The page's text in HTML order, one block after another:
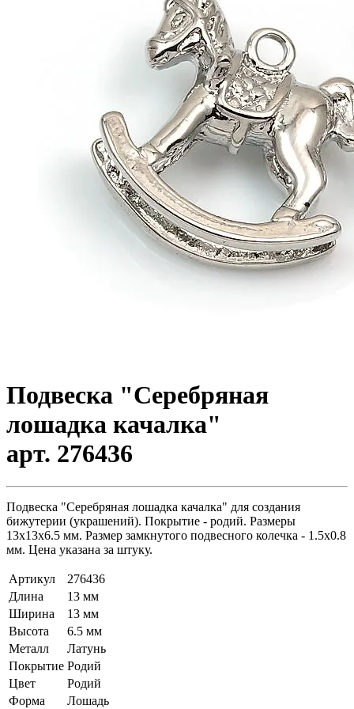
Подвеска "Серебряная
лошадка качалка"
арт. 276436
Подвеска "Серебряная лошадка качалка" для создания
бижутерии (украшений). Покрытие - родий. Размеры
13х13х6.5 мм. Размер замкнутого подвесного колечка - 1.5х0.8
мм. Цена указана за штуку.
Артикул
276436
Длина
13 мм
Ширина
13 мм
Высота
6.5 мм
Металл
Латунь
Покрытие Родий
Цвет
Родий
Форма
Лошадь